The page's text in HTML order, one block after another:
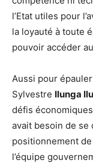
l’Etat utiles pour
la loyauté à toute
pouvoir accéder
Aussi pour
Sylvestre Ilunga
défis
avait besoin de
positionnement
l’équipe